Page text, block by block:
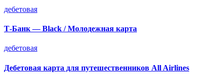
дебетовая
Т-Банк — Black / Молодежная карта
дебетовая
Дебетовая карта для путешественников All Airlines